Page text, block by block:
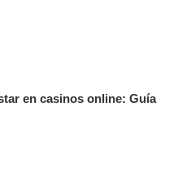
en casinos online: Guía